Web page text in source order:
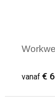
vanaf €